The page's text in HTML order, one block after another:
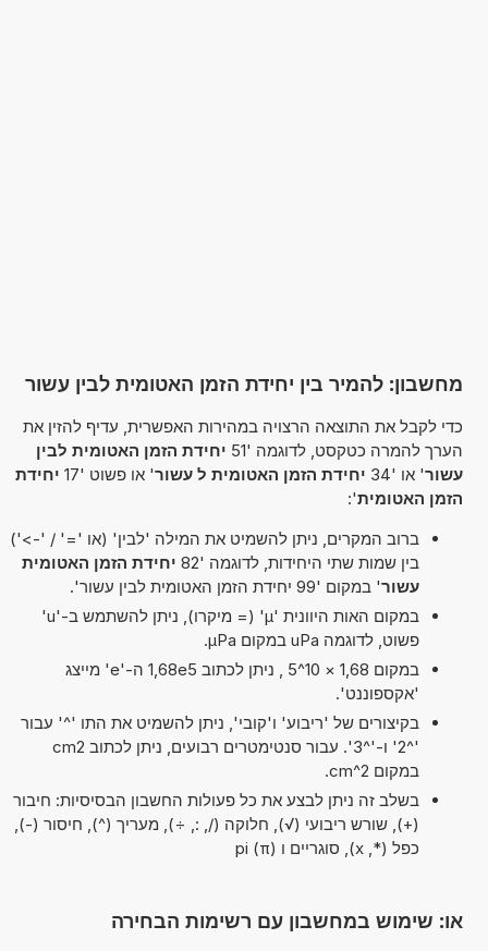
מחשבון: להמיר בין יחידת הזמן האטומית לבין עשור
כדי לקבל את התוצאה הרצויה במהירות האפשרית, עדיף להזין את
הערך להמרה כטקסט, לדוגמה '51
יחידת הזמן האטומית לבין
עשור' או '34 יחידת הזמן האטומית ל עשור' או פשוט '17
יחידת
הזמן האטומית':
ברוב המקרים, ניתן להשמיט את המילה 'לבין' (או '=' / '->')
בין שמות שתי היחידות, לדוגמה '82
יחידת הזמן האטומית
עשור' במקום '99 יחידת הזמן האטומית לבין עשור'.
במקום האות היוונית 'µ' (= מיקרו), ניתן להשתמש ב-'u'
פשוט, לדוגמה uPa במקום µPa.
במקום 1,68 × 10^5 , ניתן לכתוב 1,68e5 ה-'e' מייצג
'אקספוננט'.
בקיצורים של 'ריבוע' ו'קובי', ניתן להשמיט את התו '^' עבור
'^2' ו-'^3'. עבור סנטימטרים רבועים, ניתן לכתוב cm2
במקום cm^2.
בשלב זה ניתן לבצע את כל פעולות החשבון הבסיסיות: חיבור
(+), שורש ריבועי (√), חלוקה (/, :, ÷), מעריך (^), חיסור (-),
כפל (*, x), סוגריים ו pi (π)
או: שימוש במחשבון עם רשימות הבחירה